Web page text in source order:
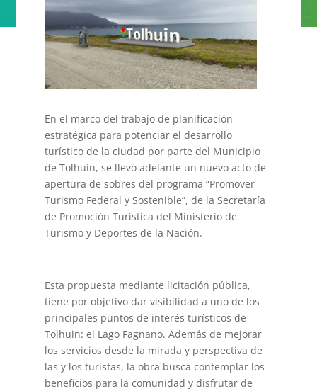
En el marco del trabajo de planificación
estratégica para potenciar el desarrollo
turístico de la ciudad por parte del Municipio
de Tolhuin, se llevó adelante un nuevo acto de
apertura de sobres del programa “Promover
Turismo Federal y Sostenible”, de la Secretaría
de Promoción Turística del Ministerio de
Turismo y Deportes de la Nación.
Esta propuesta mediante licitación pública,
tiene por objetivo dar visibilidad a uno de los
principales puntos de interés turísticos de
Tolhuin: el Lago Fagnano. Además de mejorar
los servicios desde la mirada y perspectiva de
las y los turistas, la obra busca contemplar los
beneficios para la comunidad y disfrutar de